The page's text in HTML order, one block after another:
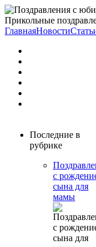
Прикольные
ГлавнаяНовости
Последние в
рубрике
с
сына для
мамы